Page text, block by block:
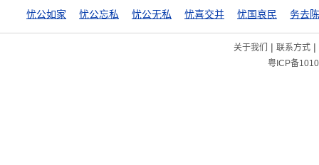
忧公如家 忧公忘私 忧公无私 忧喜交并 忧国哀民 务去
关于我们 | 联系方式|
粤ICP备